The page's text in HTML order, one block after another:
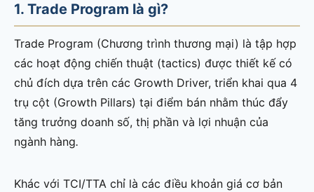
1. Trade Program là gì?
Trade Program (Chương trình thương mại) là tập hợp
các hoạt động chiến thuật (tactics) được thiết kế có
chủ đích dựa trên các Growth Driver, triển khai qua 4
trụ cột (Growth Pillars) tại điểm bán nhằm thúc đẩy
tăng trưởng doanh số, thị phần và lợi nhuận của
ngành hàng.
Khác với TCI/TTA chỉ là các điều khoản giá cơ bản